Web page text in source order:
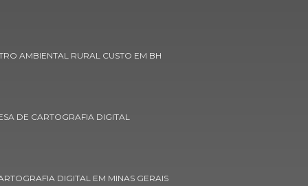
AMBIENTAL RURAL CUSTO EM BH
DE CARTOGRAFIA DIGITAL
DIGITAL EM MINAS GERAIS
Concessão de lavras
Concessão de lavras anm em minas gerais
Consulta concessão de lavra dnpm